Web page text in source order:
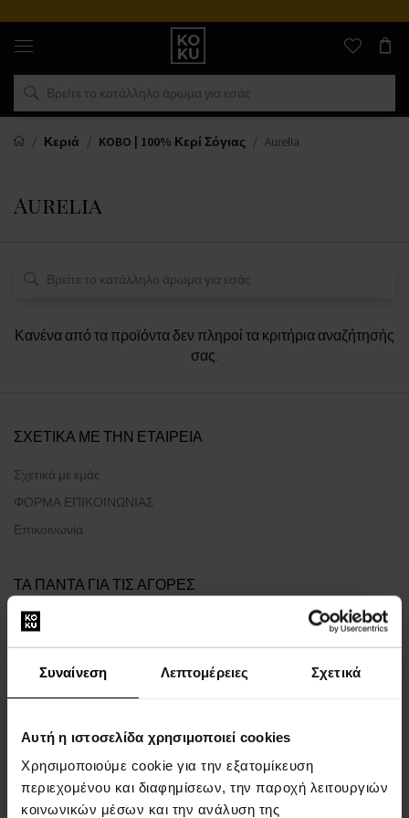
Συναίνεση Λεπτομέρειες Σχετικά
Αυτή η ιστοσελίδα χρησιμοποιεί cookies
Χρησιμοποιούμε cookie για την εξατομίκευση
περιεχομένου και διαφημίσεων, την παροχή λειτουργιών
κοινωνικών μέσων και την ανάλυση της
Αυθεντικά
αρώματα
και
ρολόγια
σε
μέρος
Κεριά
KOBO | 100% Κερί Σόγιας Aurelia
Aurelia
Κανένα από τα προϊόντα δεν πληροί τα κριτήρια αναζήτησής
σας.
ΣΧΕΤΙΚΑ ΜΕ ΤΗΝ ΕΤΑΙΡΕΙΑ
Σχετικά με εμάς
ΦΟΡΜΑ ΕΠΙΚΟΙΝΩΝΙΑΣ
Επικοινωνία
ΤΑ ΠΑΝΤΑ ΓΙΑ ΤΙΣ ΑΓΟΡΕΣ
Πρόγραμμα επιβράβευσης
Γενικοί όροι και προϋποθέσεις
Πολιτική απορρήτου
Μέθοδος αποστολής
Πότε θα παραλάβω τα προϊόντα που έχω παραγγείλει;
Γιατί να επιλέξετε τα αρώματα και τα ρολόγια μας;
Τι είναι τα testers αρωμάτων;